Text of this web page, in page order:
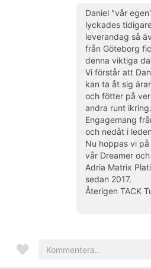
Daniel "vår
lyckades
leverandag så
från Göteborg
denna viktiga
Vi förstår att
kan ta åt sig
och fötter på
andra runt
Engagemang
och nedåt i
Nu hoppas vi
vår Dreamer
Adria Matrix
sedan 2017.
Återigen TACK